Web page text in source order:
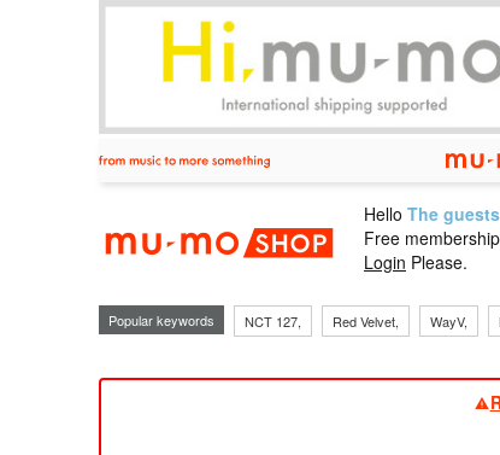
mu-mo
Hello The guests
Free
Login Please.
Popular keywords NCT 127, Red Velvet, WayV,